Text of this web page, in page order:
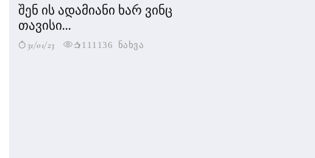
შენ ის ადამიანი ხარ ვინც
თავისი...
31/01/23 111136 ნახვა